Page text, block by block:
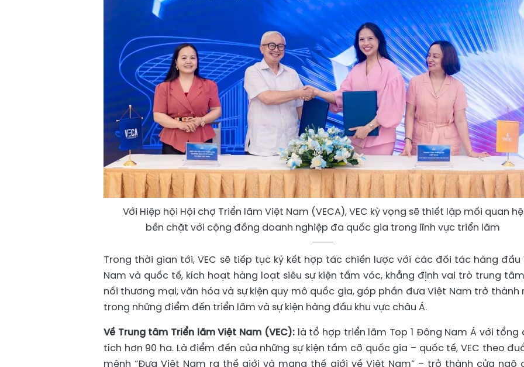
Với Hiệp hội Hội chợ Triển lãm Việt Nam (VECA), VEC kỳ vọng sẽ thiết lập mối quan hệ
bền chặt với cộng đồng doanh nghiệp đa quốc gia trong lĩnh vực triển lãm
Trong thời gian tới, VEC sẽ tiếp tục ký kết hợp tác chiến lược với các đối tác hàng đầu
Nam và quốc tế, kích hoạt hàng loạt siêu sự kiện tầm vóc, khẳng định vai trò trung
nối thương mại, văn hóa và sự kiện quy mô quốc gia, góp phần đưa Việt Nam trở thành
trong những điểm đến triển lãm và sự kiện hàng đầu khu vực châu Á.
Về Trung tâm Triển lãm Việt Nam (VEC): là tổ hợp triển lãm Top 1 Đông Nam Á với tổng
tích hơn 90 ha. Là điểm đến của những sự kiện tầm cỡ quốc gia – quốc tế, VEC theo
mệnh “Đưa Việt Nam ra thế giới và mang thế giới về Việt Nam” – trở thành cửa ngõ